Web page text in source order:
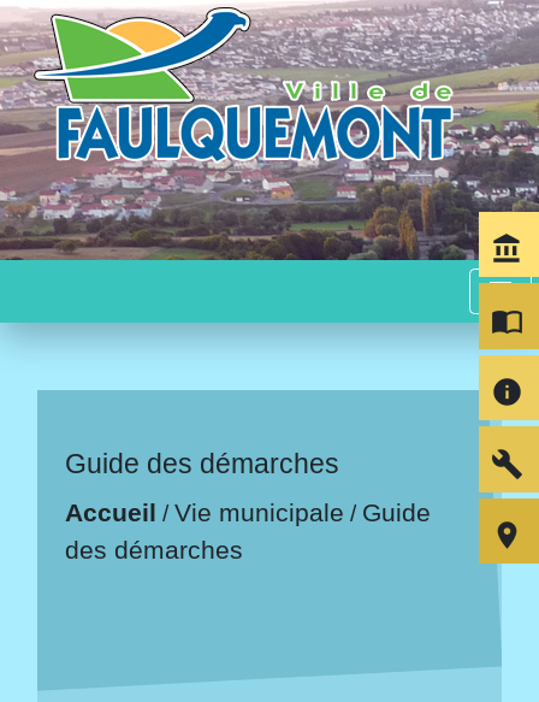
menu
Guide des démarches
Accueil /Vie municipale / Guide
des démarches
account_balance
import_contacts
info
build
room